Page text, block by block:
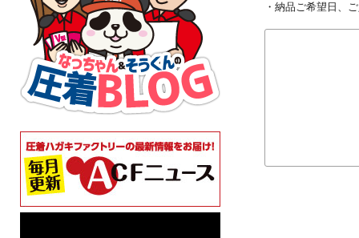
・納品ご希望日、